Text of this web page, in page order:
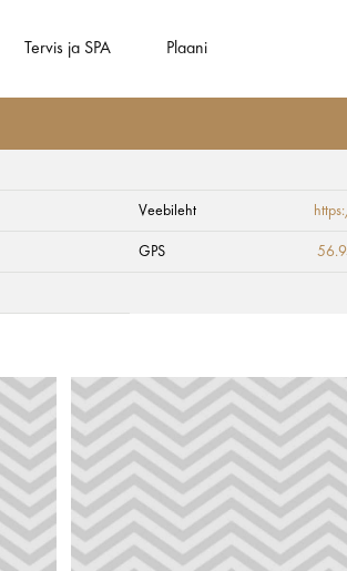
Tervis ja SPA Plaani
Veebileht
GPS